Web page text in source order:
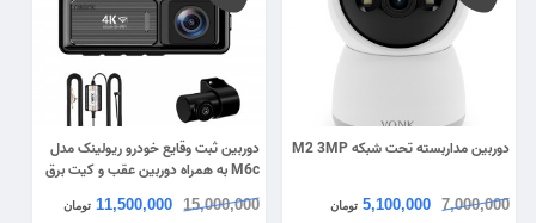
دوربین مداربسته تحت شبکه M2 3MP
7,000,000
5,100,000 تومان
دوربین ثبت وقایع خودرو ریولینک مدل
M6c به همراه دوربین عقب و کیت برق
15,000,000
11,500,000 تومان